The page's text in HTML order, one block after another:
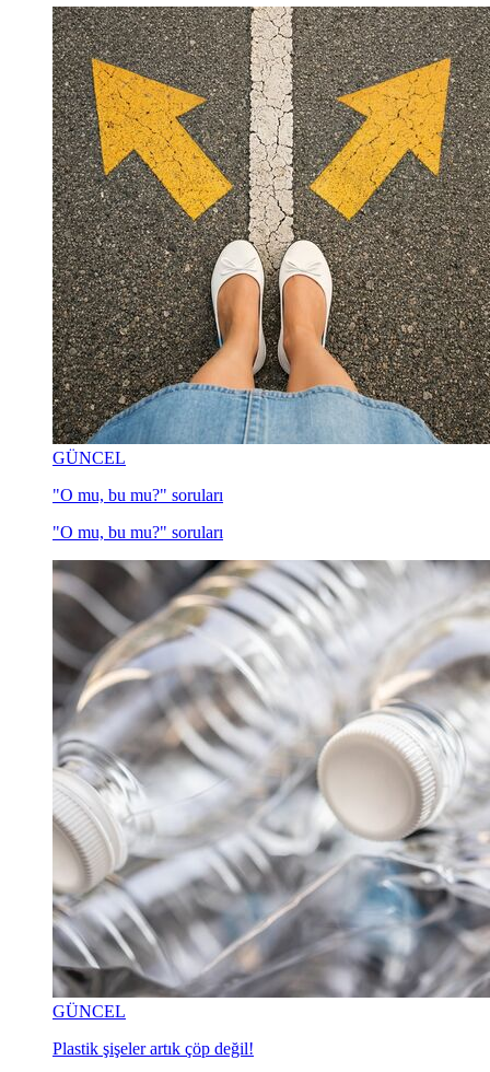
GÜNCEL
"O mu, bu mu?" soruları
"O mu, bu mu?" soruları
GÜNCEL
Plastik şişeler artık çöp değil!